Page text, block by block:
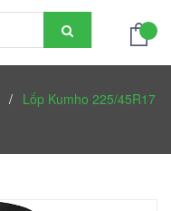
/ Lốp Kumho 225/45R17